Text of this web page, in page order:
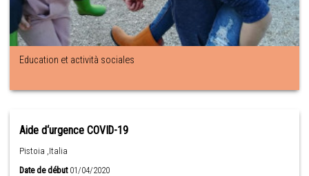
Education et actività sociales
Aide d‘urgence COVID-19
Pistoia ,Italia
Date de début01/04/2020